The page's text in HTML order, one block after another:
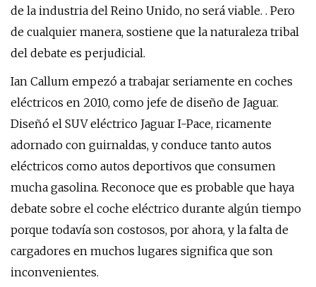
de la industria del Reino Unido, no será viable. . Pero
de cualquier manera, sostiene que la naturaleza tribal
del debate es perjudicial.
Ian Callum empezó a trabajar seriamente en coches
eléctricos en 2010, como jefe de diseño de Jaguar.
Diseñó el SUV eléctrico Jaguar I-Pace, ricamente
adornado con guirnaldas, y conduce tanto autos
eléctricos como autos deportivos que consumen
mucha gasolina. Reconoce que es probable que haya
debate sobre el coche eléctrico durante algún tiempo
porque todavía son costosos, por ahora, y la falta de
cargadores en muchos lugares significa que son
inconvenientes.